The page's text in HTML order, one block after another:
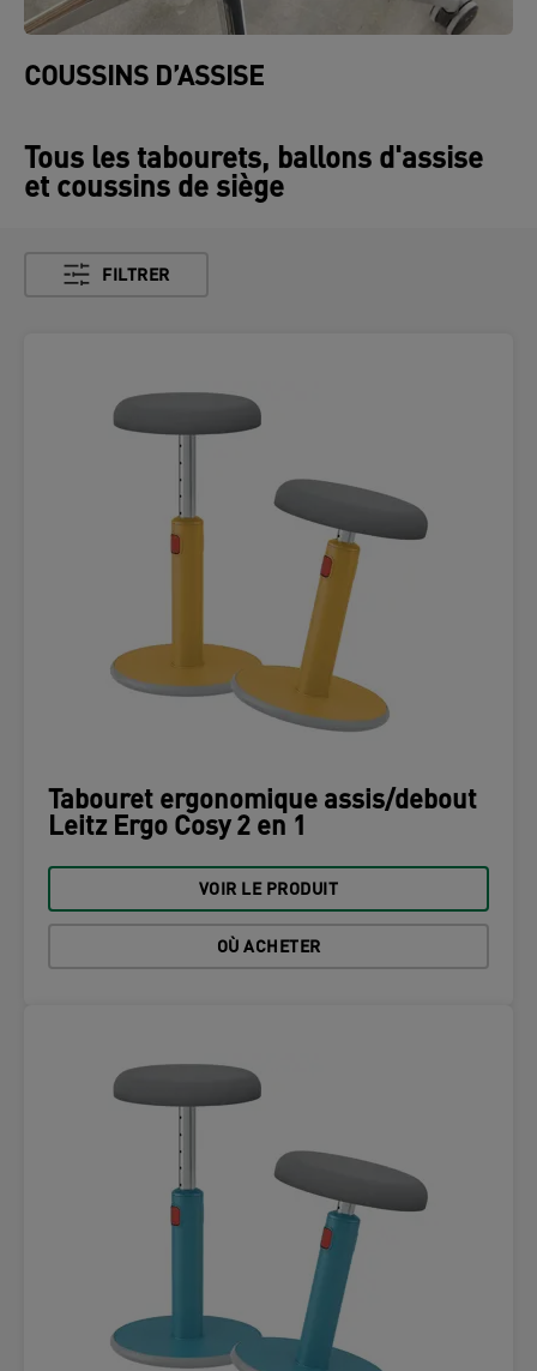
COUSSINS D’ASSISE
Tous les tabourets, ballons d'assise
et coussins de siège
FILTRER
Tabouret ergonomique assis/debout
Leitz Ergo Cosy 2 en 1
VOIR LE PRODUIT
OÙ ACHETER